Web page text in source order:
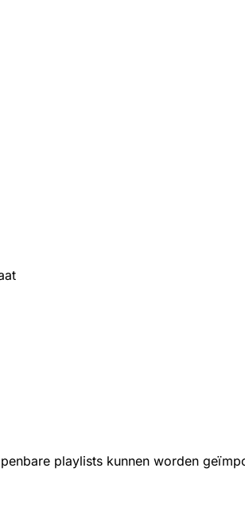
playlists kunnen worden